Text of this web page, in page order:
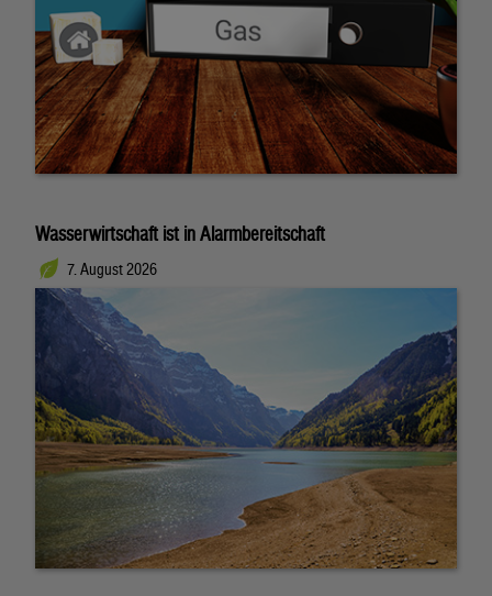
Wasserwirtschaft ist in Alarmbereitschaft
7. August 2026